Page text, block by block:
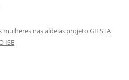
nas aldeias projeto GIESTA
ISE